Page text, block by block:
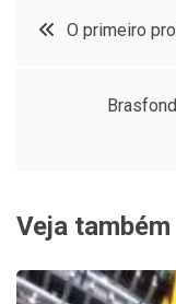
O primeiro
Veja também